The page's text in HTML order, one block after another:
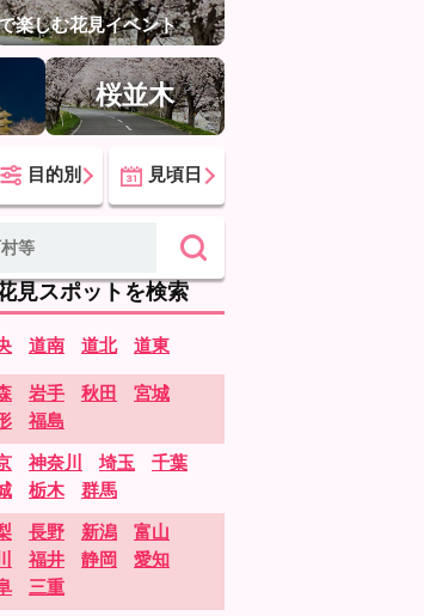
楽しむ花見イベント
桜並木
目的別 見頃日
見スポットを検索
道南 道北 道東
岩手 秋田
宮城
福島
神奈川 埼玉
千葉
栃木 群馬
長野 新潟
富山
福井 静岡
愛知
三重